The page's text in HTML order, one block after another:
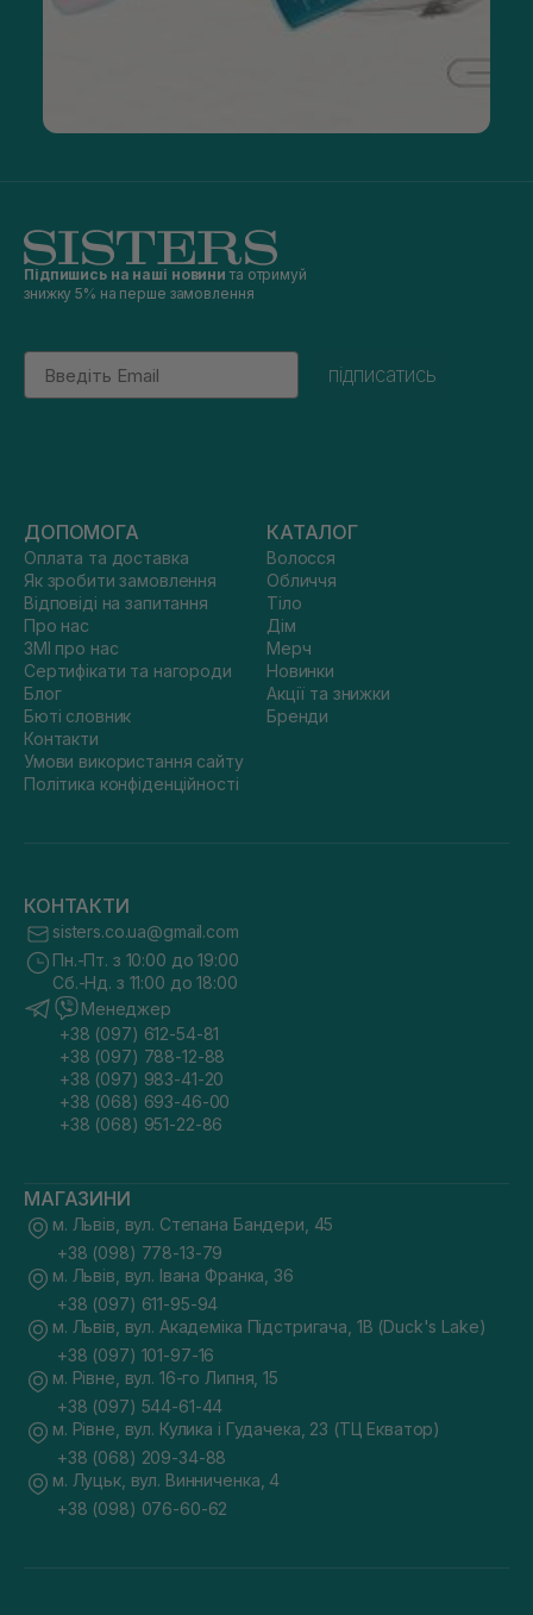
Підпишись на наші новини та отримуй
знижку 5% на перше замовлення
Email
підписатись
ДОПОМОГА
Оплата та доставка
Як зробити замовлення
Відповіді на запитання
Про нас
ЗМІ про нас
Сертифікати та нагороди
Блог
Бюті словник
Контакти
Умови використання сайту
Політика конфіденційності
КАТАЛОГ
Волосся
Обличчя
Тіло
Дім
Мерч
Новинки
Акції та знижки
Бренди
КОНТАКТИ
sisters.co.ua@gmail.com
Пн.-Пт. з 10:00 до 19:00
Сб.-Нд. з 11:00 до 18:00
Менеджер
+38 (097) 612-54-81
+38 (097) 788-12-88
+38 (097) 983-41-20
+38 (068) 693-46-00
+38 (068) 951-22-86
МАГАЗИНИ
м. Львів, вул. Степана Бандери, 45
+38 (098) 778-13-79
м. Львів, вул. Івана Франка, 36
+38 (097) 611-95-94
м. Львів, вул. Академіка Підстригача, 1В (Duck's Lake)
+38 (097) 101-97-16
м. Рівне, вул. 16-го Липня, 15
+38 (097) 544-61-44
м. Рівне, вул. Кулика і Гудачека, 23 (ТЦ Екватор)
+38 (068) 209-34-88
м. Луцьк, вул. Винниченка, 4
+38 (098) 076-60-62